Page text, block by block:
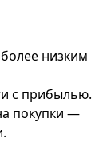
низким
с прибылью.
покупки —